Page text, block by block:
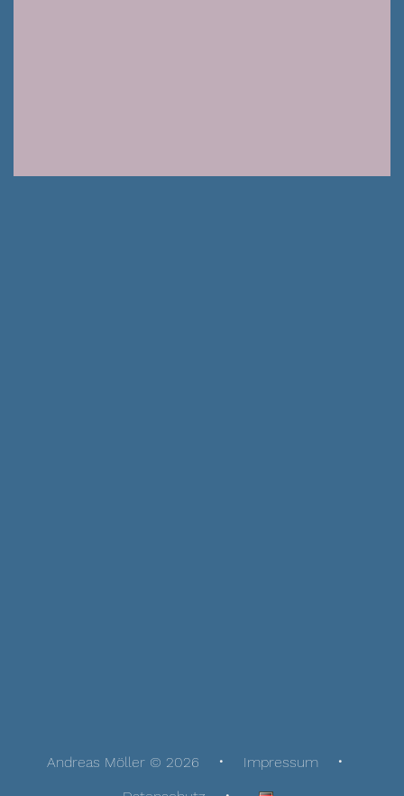
Andreas Möller © 2026
Impressum